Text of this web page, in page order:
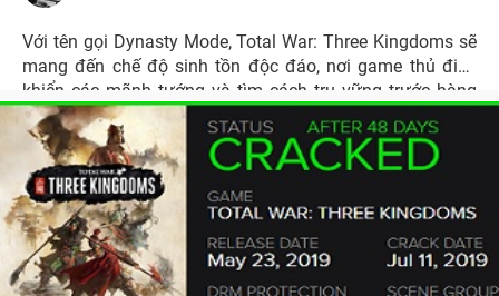
Với tên gọi Dynasty Mode, Total War: Three Kingdoms sẽ
mang đến chế độ sinh tồn độc đáo, nơi game thủ điều
khiển các mãnh tướng và tìm cách trụ vững trước hàng
ngàn kẻ địch.